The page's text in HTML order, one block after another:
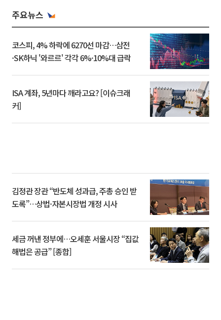
주요뉴스
코스피, 4% 하락에 6270선 마감…삼전
·SK하닉 '와르르' 각각 6%·10%대 급락
ISA 계좌, 5년마다 깨라고요? [이슈크래
커]
김정관 장관 “반도체 성과급, 주총 승인 받
도록”…상법·자본시장법 개정 시사
세금 꺼낸 정부에…오세훈 서울시장 “집값
해법은 공급” [종합]